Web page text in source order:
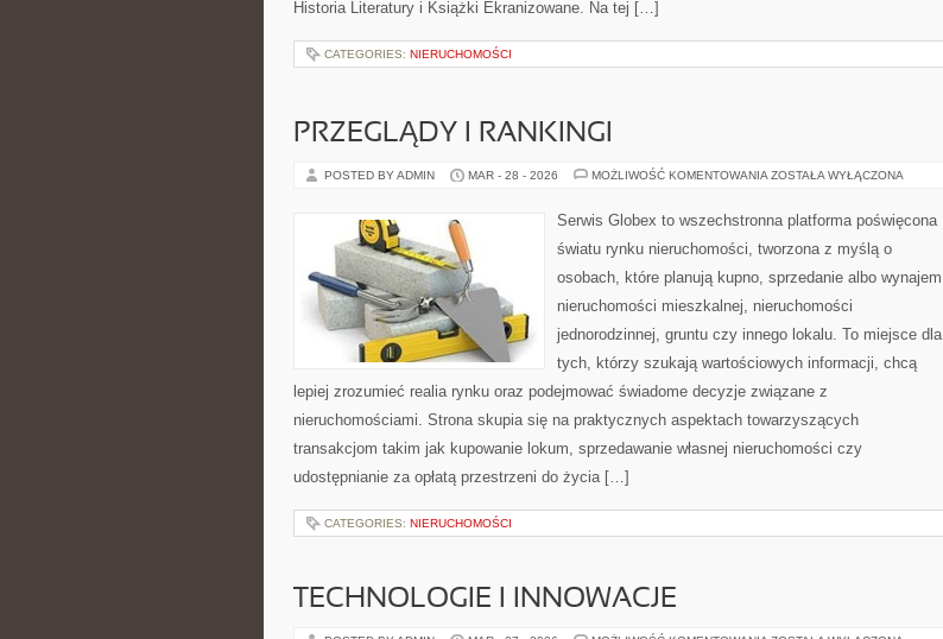
Historia Literatury i Książki Ekranizowane. Na tej […]
CATEGORIES: NIERUCHOMOŚCI
PRZEGLĄDY I RANKINGI
POSTED BY ADMIN MAR - 28 - 2026 MOŻLIWOŚĆ KOMENTOWANIA PRZEGLĄDY
ZOSTAŁA WYŁĄCZONA
Serwis Globex to wszechstronna platforma poświęcona
światu rynku nieruchomości, tworzona z myślą o
osobach, które planują kupno, sprzedanie albo wynajem
nieruchomości mieszkalnej, nieruchomości
jednorodzinnej, gruntu czy innego lokalu. To miejsce dla
tych, którzy szukają wartościowych informacji, chcą
lepiej zrozumieć realia rynku oraz podejmować świadome decyzje związane z
nieruchomościami. Strona skupia się na praktycznych aspektach towarzyszących
transakcjom takim jak kupowanie lokum, sprzedawanie własnej nieruchomości czy
udostępnianie za opłatą przestrzeni do życia […]
CATEGORIES: NIERUCHOMOŚCI
TECHNOLOGIE I INNOWACJE